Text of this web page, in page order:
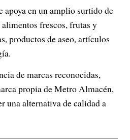
apoya en un amplio surtido de
frescos, frutas y
productos de aseo, artículos
de marcas reconocidas,
propia de Metro Almacén,
una alternativa de calidad a